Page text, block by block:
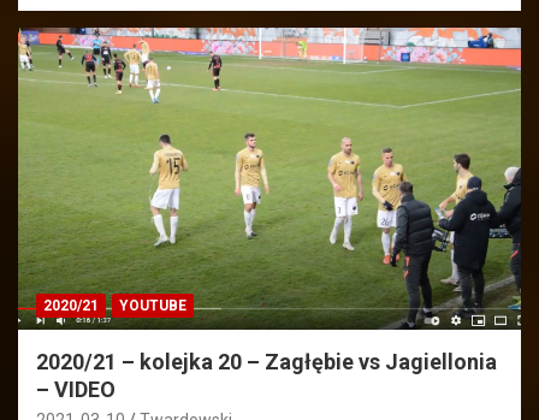
2020/21 YOUTUBE
2020/21 – kolejka 20 – Zagłębie vs Jagiellonia
– VIDEO